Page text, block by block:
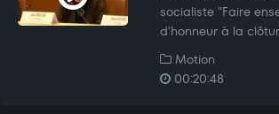
socialiste "Faire
d'honneur à la
Motion
00:20:48